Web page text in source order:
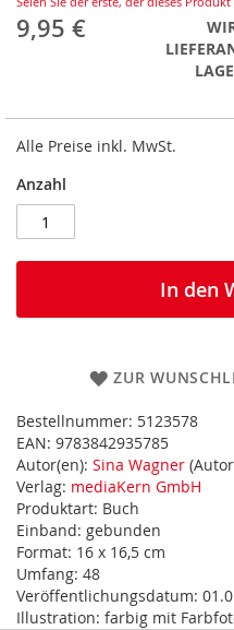
9,95 €
Alle Preise inkl. MwSt.
Anzahl
In den
ZUR
Bestellnummer: 5123578
EAN: 9783842935785
Autor(en): Sina Wagner
Verlag: mediaKern GmbH
Produktart: Buch
Einband: gebunden
Format: 16 x 16,5 cm
Umfang: 48
Veröffentlichungsdatum:
Illustration: farbig mit